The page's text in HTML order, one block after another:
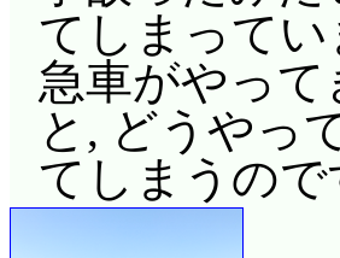
てしまって
急車がやっ
と, どうやっ
てしまうの